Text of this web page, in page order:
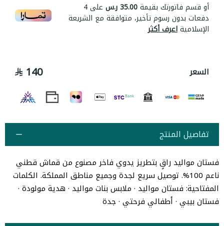
أو قسم فاتورتك بقيمة35.00 ر.س على4
دفعات بدون رسوم تأخير، متوافقة مع الشريعة
الإسلاميةاعرف أكثر
السعر 140
تفاصيل المنتج
فستان مواليد راقٍ بتطريز يدوي فاخر مصنوع من قماش قطني
ناعم 100%. توصيل سريع لجدة وجميع مناطق المملكة. الكلمات
المفتاحية: فستان مواليد · ملابس بنات مواليد · هدية مولودة ·
فستان بيبي · أطفالي فرحتي · جدة